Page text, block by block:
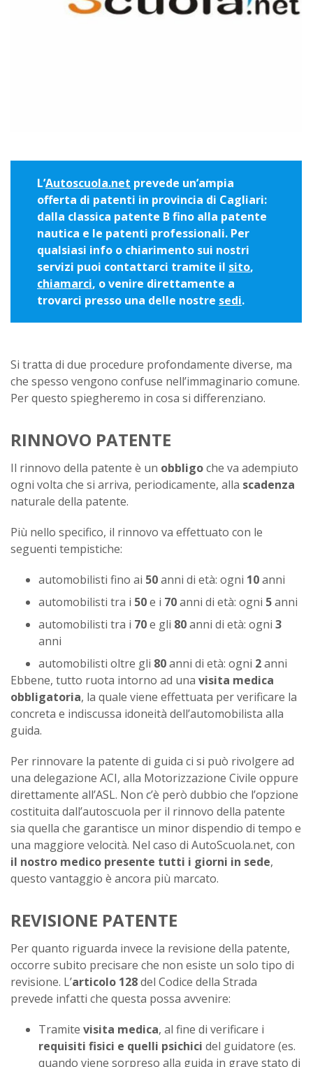
L’Autoscuola.net prevede un’ampia
offerta di patenti in provincia di Cagliari:
dalla classica patente B fino alla patente
nautica e le patenti professionali. Per
qualsiasi info o chiarimento sui nostri
servizi puoi contattarci tramite il sito,
chiamarci, o venire direttamente a
trovarci presso una delle nostre sedi.
Si tratta di due procedure profondamente diverse, ma
che spesso vengono confuse nell’immaginario comune.
Per questo spiegheremo in cosa si differenziano.
RINNOVO PATENTE
Il rinnovo della patente è un obbligoche va adempiuto
ogni volta che si arriva, periodicamente, alla scadenza
naturale della patente.
Più nello specifico, il rinnovo va effettuato con le
seguenti tempistiche:
automobilisti fino ai 50anni di età: ogni 10anni
automobilisti tra i 50e i 70anni di età: ogni 5anni
automobilisti tra i 70e gli 80anni di età: ogni 3
anni
automobilisti oltre gli 80anni di età: ogni 2anni
Ebbene, tutto ruota intorno ad una visita medica
obbligatoria, la quale viene effettuata per verificare la
concreta e indiscussa idoneità dell’automobilista alla
guida.
Per rinnovare la patente di guida ci si può rivolgere ad
una delegazione ACI, alla Motorizzazione Civile oppure
direttamente all’ASL. Non c’è però dubbio che l’opzione
costituita dall’autoscuola per il rinnovo della patente
sia quella che garantisce un minor dispendio di tempo e
una maggiore velocità. Nel caso di AutoScuola.net, con
il nostro medico presente tutti i giorni in sede,
questo vantaggio è ancora più marcato.
REVISIONE PATENTE
Per quanto riguarda invece la revisione della patente,
occorre subito precisare che non esiste un solo tipo di
revisione. L’articolo 128del Codice della Strada
prevede infatti che questa possa avvenire:
Tramite visita medica, al fine di verificare i
requisiti fisici e quelli psichici del guidatore (es.
quando viene sorpreso alla guida in grave stato di